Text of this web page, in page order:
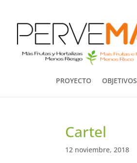
PROYECTO OBJETIVOS
Cartel
12 noviembre, 2018